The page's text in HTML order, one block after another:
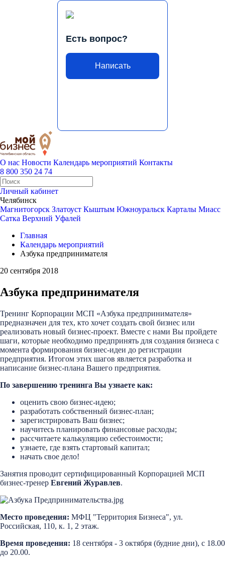
Есть вопрос?
Написать
О нас Новости Календарь мероприятий Контакты
8 800 350 24 74
Личный кабинет
Челябинск
Магнитогорск Златоуст Кыштым Южноуральск Карталы Миасс
Сатка Верхний Уфалей
Главная
Календарь мероприятий
Азбука предпринимателя
20 сентября 2018
Азбука предпринимателя
Тренинг Корпорации МСП «Азбука предпринимателя»
предназначен для тех, кто хочет создать свой бизнес или
реализовать новый бизнес-проект. Вместе с нами Вы пройдете
шаги, которые необходимо предпринять для создания бизнеса с
момента формирования бизнес-идеи до регистрации
предприятия. Итогом этих шагов является разработка и
написание бизнес-плана Вашего предприятия.
По завершению тренинга Вы узнаете как:
оценить свою бизнес-идею;
разработать собственный бизнес-план;
зарегистрировать Ваш бизнес;
научитесь планировать финансовые расходы;
рассчитаете калькуляцию себестоимости;
узнаете, где взять стартовый капитал;
начать свое дело!
Занятия проводит сертифицированный Корпорацией МСП
бизнес-тренер Евгений Журавлев.
Место проведения: МФЦ "Территория Бизнеса", ул.
Российская, 110, к. 1, 2 этаж.
Время проведения: 18 сентября - 3 октября (будние дни), с 18.00
до 20.00.